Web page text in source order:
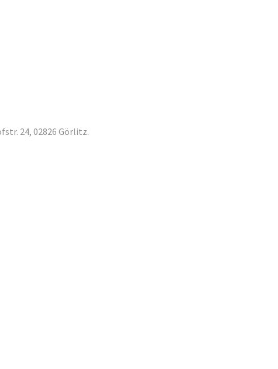
24, 02826 Görlitz.